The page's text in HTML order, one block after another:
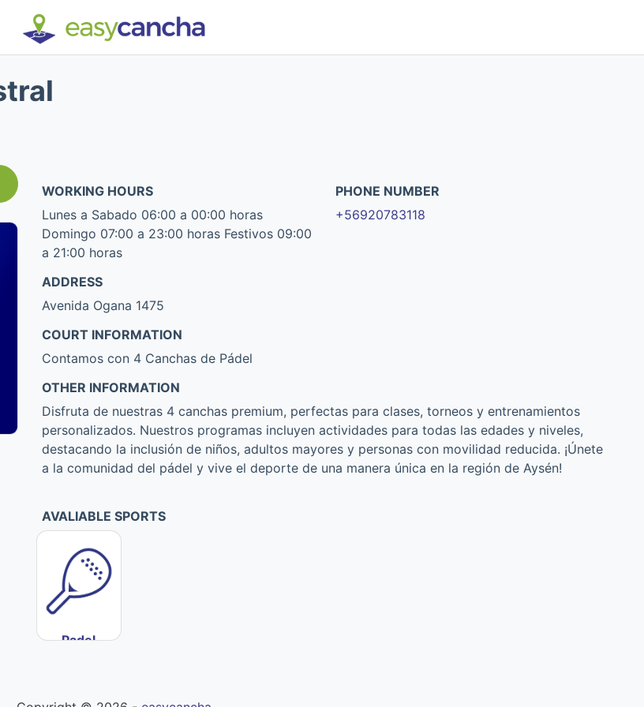
WORKING HOURS
Lunes a Sabado 06:00 a 00:00 horas
Domingo 07:00 a 23:00 horas Festivos 09:00
a 21:00 horas
PHONE NUMBER
+56920783118
ADDRESS
Avenida Ogana 1475
COURT INFORMATION
Contamos con 4 Canchas de Pádel
OTHER INFORMATION
Disfruta de nuestras 4 canchas premium, perfectas para clases, torneos y entrenamientos
personalizados. Nuestros programas incluyen actividades para todas las edades y niveles,
destacando la inclusión de niños, adultos mayores y personas con movilidad reducida. ¡Únete
a la comunidad del pádel y vive el deporte de una manera única en la región de Aysén!
AVALIABLE SPORTS
Padel